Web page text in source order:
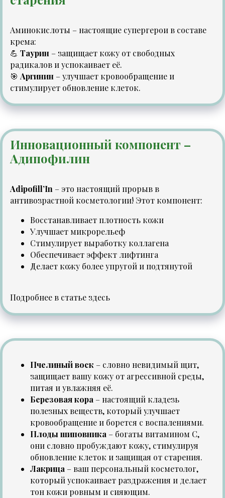
Аминокислоты – настоящие супергерои в составе
крема:
💪 Таурин – защищает кожу от свободных
радикалов и успокаивает её.
🎯 Аргинин – улучшает кровообращение и
стимулирует обновление клеток.
Инновационный компонент –
Адипофилин
Adipofill’In – это настоящий прорыв в
антивозрастной косметологии! Этот компонент:
Восстанавливает плотность кожи
Улучшает микрорельеф
Стимулирует выработку коллагена
Обеспечивает эффект лифтинга
Делает кожу более упругой и подтянутой
Подробнее в статье здесь
Пчелиный воск – словно невидимый щит,
защищает вашу кожу от агрессивной среды,
питая и увлажняя её.
Березовая кора – настоящий кладезь
полезных веществ, который улучшает
кровообращение и борется с воспалениями.
Плоды шиповника – богаты витамином С,
они словно пробуждают кожу, стимулируя
обновление клеток и защищая от старения.
Лакрица – ваш персональный косметолог,
который успокаивает раздражения и делает
тон кожи ровным и сияющим.